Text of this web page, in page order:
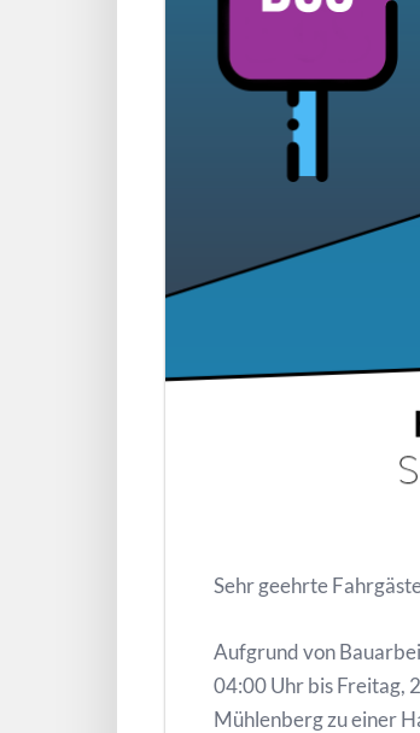
Sehr geehrte
Aufgrund von
04:00 Uhr bis Freitag,
Mühlenberg zu einer